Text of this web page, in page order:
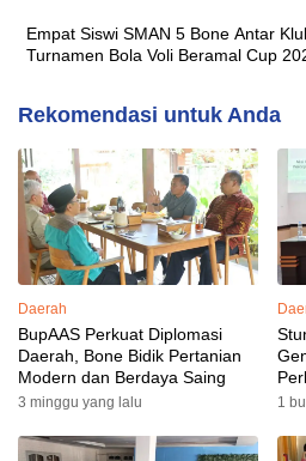
Empat Siswi SMAN 5 Bone Antar
Turnamen Bola Voli Beramal Cup
Rekomendasi untuk Anda
Daerah
BupAAS Perkuat Diplomasi
Daerah, Bone Bidik Pertanian
Modern dan Berdaya Saing
3 minggu yang lalu 1